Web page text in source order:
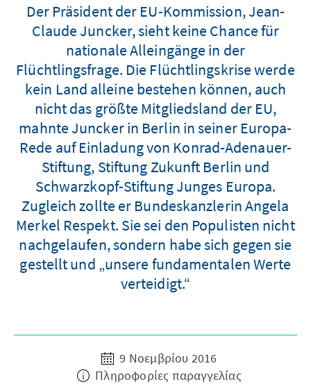
Der Präsident der EU-Kommission, Jean-
Claude Juncker, sieht keine Chance für
nationale Alleingänge in der
Flüchtlingsfrage. Die Flüchtlingskrise werde
kein Land alleine bestehen können, auch
nicht das größte Mitgliedsland der EU,
mahnte Juncker in Berlin in seiner Europa-
Rede auf Einladung von Konrad-Adenauer-
Stiftung, Stiftung Zukunft Berlin und
Schwarzkopf-Stiftung Junges Europa.
Zugleich zollte er Bundeskanzlerin Angela
Merkel Respekt. Sie sei den Populisten nicht
nachgelaufen, sondern habe sich gegen sie
gestellt und „unsere fundamentalen Werte
verteidigt.“
9 Νοεμβρίου 2016
Πληροφορίες παραγγελίας